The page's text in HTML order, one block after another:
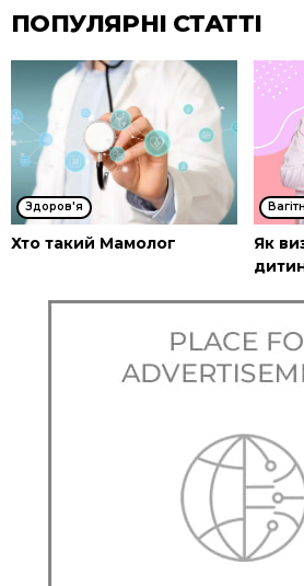
ПОПУЛЯРНІ СТАТТІ
Здоров'я
Хто такий Мамолог
Як